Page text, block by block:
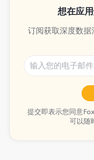
想在应
订阅获取深度数
提交即表示您同意
可以随